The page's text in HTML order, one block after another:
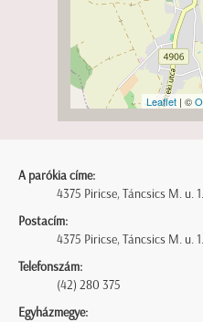
Leaflet | ©
A parókia címe:
4375 Piricse, Táncsics M. u. 1.
Postacím:
4375 Piricse, Táncsics M. u. 1.
Telefonszám:
(42) 280 375
Egyházmegye: